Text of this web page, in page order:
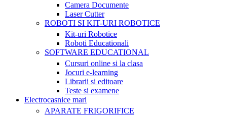
Camera Documente
Laser Cutter
ROBOTI SI KIT-URI ROBOTICE
Kit-uri Robotice
Roboti Educationali
SOFTWARE EDUCATIONAL
Cursuri online si la clasa
Jocuri e-learning
Librarii si editoare
Teste si examene
Electrocasnice mari
APARATE FRIGORIFICE